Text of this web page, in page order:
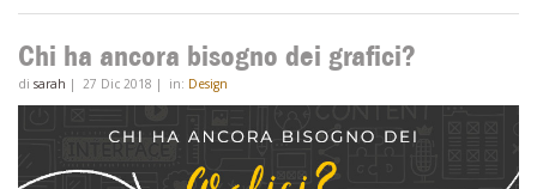
Chi ha ancora bisogno dei grafici?
di sarah | 27 Dic 2018 | in: Design